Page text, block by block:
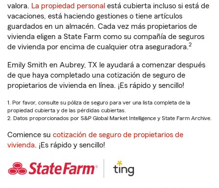
valora. La propiedad personal está cubierta incluso si está de
vacaciones, está haciendo gestiones o tiene artículos
guardados en un almacén. Cada vez más propietarios de
vivienda eligen a State Farm como su compañía de seguros
de vivienda por encima de cualquier otra aseguradora.2
Emily Smith en Aubrey, TX le ayudará a comenzar después
de que haya completado una cotización de seguro de
propietarios de vivienda en línea. ¡Es rápido y sencillo!
1. Por favor, consulte su póliza de seguro para ver una lista completa de la
propiedad cubierta y de las pérdidas cubiertas.
2. Datos proporcionados por S&P Global Market Intelligence y State Farm Archive.
Comience su cotización de seguro de propietarios de
vivienda. ¡Es rápido y sencillo!